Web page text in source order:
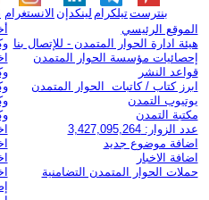
الانستغرام لينكدإن تيلكرامبنترست
الموقع الرئيسي
هيئة ادارة الحوار المتمدن - للإتصال بنا
إحصائيات مؤسسة الحوار المتمدن
قواعد النشر
ابرز كتاب / كاتبات الحوار المتمدن
يوتيوب التمدن
مكتبة التمدن
عدد الزوار: 3,427,095,264
اضافة موضوع جديد
اضافة الاخبار
حملات الحوار المتمدن التضامنية